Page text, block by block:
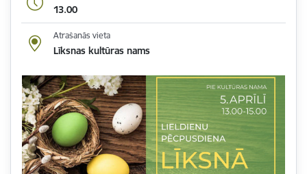
13.00
Atrašanās vieta
Līksnas kultūras nams